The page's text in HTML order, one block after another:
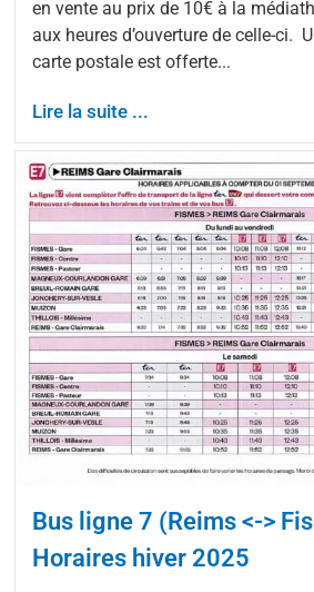
en vente au prix de 10€ à la
aux heures d’ouverture de celle-ci.
carte postale est offerte...
Lire la suite ...
Bus ligne 7 (Reims <->
Horaires hiver 2025